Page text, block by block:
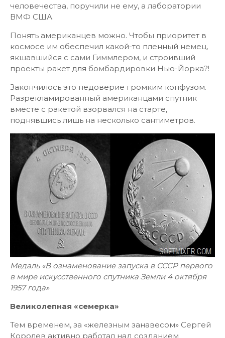
человечества, поручили не ему, а лаборатории
ВМФ США.
Понять американцев можно. Чтобы приоритет в
космосе им обеспечил какой-то пленный немец,
якшавшийся с сами Гиммлером, и строивший
проекты ракет для бомбардировки Нью-Йорка?!
Закончилось это недоверие громким конфузом.
Разрекламированный американцами спутник
вместе с ракетой взорвался на старте,
поднявшись лишь на несколько сантиметров.
Медаль «В ознаменование запуска в СССР первого
в мире искусственного спутника Земли 4 октября
1957 года»
Великолепная «семерка»
Тем временем, за «железным занавесом» Сергей
Королев активно работал над созданием